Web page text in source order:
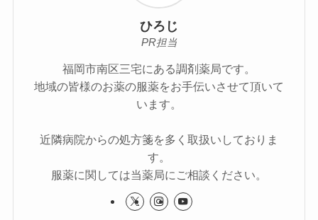
ひろじ
PR担当
福岡市南区三宅にある調剤薬局です。
地域の皆様のお薬の服薬をお手伝いさせて頂いて
います。
近隣病院からの処方箋を多く取扱いしておりま
す。
服薬に関しては当薬局にご相談ください。